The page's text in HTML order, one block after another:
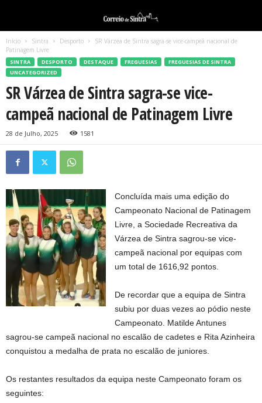
Início Sintra Desporto
SR Várzea de Sintra sagra-se vice-campeã nacional de
Patinagem Livre
SINTRA DESPORTO DESTAQUE FREGUESIAS
FREGUESIAS DE SINTRA
UNCATEGORIZED
SR Várzea de Sintra sagra-se vice-
campeã nacional de Patinagem Livre
28 de Julho, 2025 1581
Concluída mais uma edição do
Campeonato Nacional de Patinagem
Livre, a Sociedade Recreativa da
Várzea de Sintra sagrou-se vice-
campeã nacional por equipas com
um total de 1616,92 pontos.
De recordar que a equipa de Sintra
subiu por duas vezes ao pódio neste
Campeonato. Matilde Antunes
sagrou-se campeã nacional no escalão de cadetes e Rita Azinheira
conquistou a medalha de prata no escalão de juniores.
Os restantes resultados da equipa neste Campeonato foram os
seguintes: